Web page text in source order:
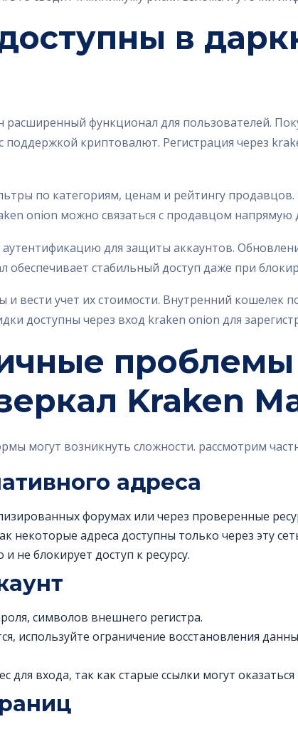
в
расширенный функционал для пользователей.
криптовалют. Регистрация через
по категориям, ценам и рейтингу
onion можно связаться с продавцом напрямую
для защиты аккаунтов.
стабильный доступ даже при
и вести учет их стоимости. Внутренний кошелек
доступны через вход kraken onion для
Kraken
могут возникнуть сложности. рассмотрим
адреса
форумах или через проверенные
некоторые адреса доступны только через эту
не блокирует доступ к ресурсу.
символов внешнего регистра.
используйте ограничение восстановления
для входа, так как старые ссылки могут